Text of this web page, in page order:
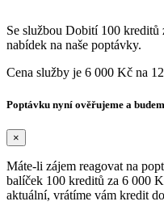
Se službou Dobití 100 kreditů
nabídek na naše poptávky.
Cena služby je 6 000 Kč na
Poptávku nyní ověřujeme a
×
Máte-li zájem reagovat na
balíček 100 kreditů za 6 000
aktuální, vrátíme vám kredit